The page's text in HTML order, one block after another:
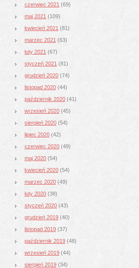
czerwiec 2021 (69)
maj 2021 (109)
kwiecień 2021 (81)
marzec 2021 (63)
luty 2021 (67)
styczeń 2021 (81)
grudzień 2020 (74)
listopad 2020 (44)
październik 2020 (41)
wrzesień 2020 (45)
sierpień 2020 (54)
lipiec 2020 (42)
czerwiec 2020 (49)
maj 2020 (54)
kwiecień 2020 (54)
marzec 2020 (49)
luty 2020 (38)
styczeń 2020 (43)
grudzień 2019 (40)
listopad 2019 (37)
październik 2019 (48)
wrzesień 2019 (44)
sierpień 2019 (34)